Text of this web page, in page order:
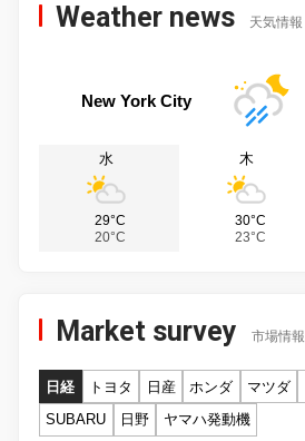
Weather news 天気情報
New York City
水
29°C
20°C
木
30°C
23°C
Market survey 市場情報
日経 トヨタ 日産 ホンダ マツダ
SUBARU
日野 ヤマハ発動機